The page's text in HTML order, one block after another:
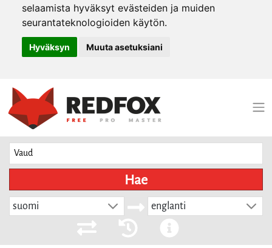
selaamista hyväksyt evästeiden ja muiden
seurantateknologioiden käytön.
Hyväksyn Muuta asetuksiani
Hae
suomi englanti